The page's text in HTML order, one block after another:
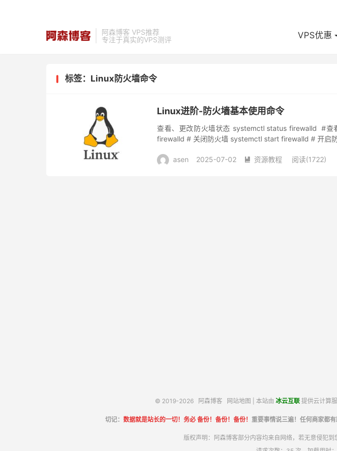
阿森博客 VPS推荐
专注于真实的VPS测评
VPS优惠
标签：Linux防火墙命令
Linux进阶-防火墙基本使用命令
查看、更改防火墙状态 systemctl status firewalld #查
firewalld # 关闭防火墙 systemctl start firewalld # 开启
asen 2025-07-02  资源教程 阅读(1722)
© 2019-2026 阿森博客 网站地图 | 本站由 冰云互联 提供云计算
切记： 数据就是站长的一切！务必 备份！备份！备份！ 重要事情说三遍！任何商家都
版权声明：阿森博客部分内容均来自网络，若无意侵犯